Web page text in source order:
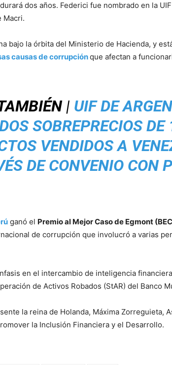
dos años. Federici fue nombrado en la
Macri.
bajo la órbita del Ministerio de Hacienda, y
causas de corrupciónque afectan a
| UIF DE
SOBREPRECIOS
VENDIDOS A
DE CONVENIO CON
ganó el Premio al Mejor Caso de Egmont
de corrupción que involucró a varias
en el intercambio de inteligencia
de Activos Robados (StAR) del Banco
la reina de Holanda, Máxima Zorreguieta,
la Inclusión Financiera y el Desarrollo.